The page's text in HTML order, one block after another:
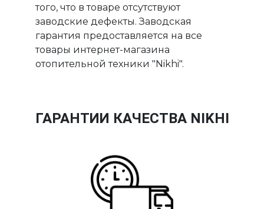
того, что в товаре отсутствуют
заводские дефекты. Заводская
гарантия предоставляется на все
товары интернет-магазина
отопительной техники "Nikhi".
ГАРАНТИИ КАЧЕСТВА NIKHI